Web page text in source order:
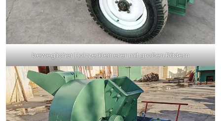
beweglicher Holzzerkleinerer mit großen Rädern